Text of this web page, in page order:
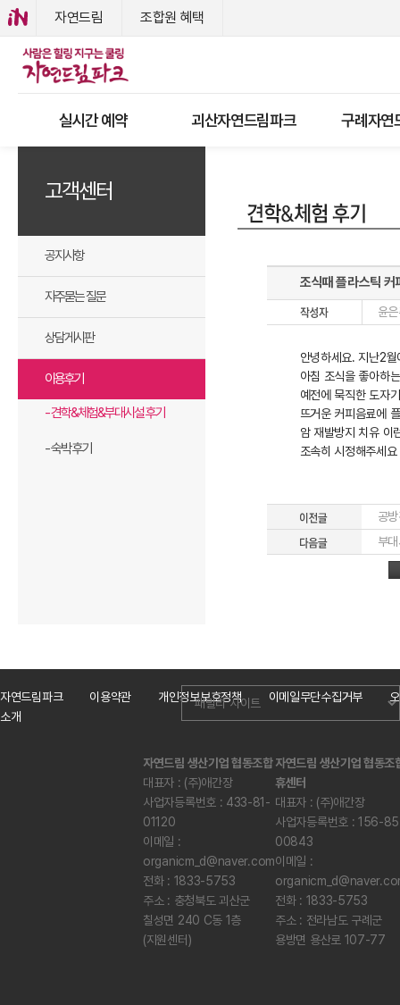
자연드림 조합원 혜택
실시간 예약 괴산자연드림파크 구례자연
고객센터
공지사항
자주묻는 질문
상담게시판
이용후기
- 견학&체험&부대시설 후기
- 숙박 후기
조식때 플라스틱 커
윤
안녕하세요. 지난2
아침 조식을 좋아하
예전에 묵직한 도자
뜨거운 커피음료에
암 재발방지 치유 이
조속히 시정해주세요
공
부
자연드림파크
소개
이용약관 개인정보보호정책 이메일무단수집거부
자연드림 생산기업 협동조합
대표자 : (주)애간장
사업자등록번호 : 433-81-
01120
이메일 :
organicm_d@naver.com
전화 : 1833-5753
주소 : 충청북도 괴산군
칠성면 240 C동 1층
(지원센터)
자연드림 생산기업 협동조
휴센터
대표자 : (주)애간장
사업자등록번호 : 156-
00843
이메일 :
전화 : 1833-5753
주소 : 전라남도 구례군
용방면 용산로 107-77